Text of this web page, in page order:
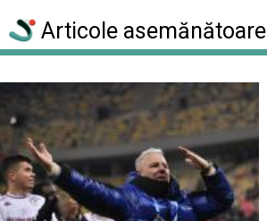
Articole asemănătoare